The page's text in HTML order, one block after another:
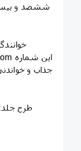
جذاب و
طرح